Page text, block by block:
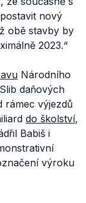
nový
obě stavby by
2023.“
Národního
daňových
rámec výjezdů
do školství,
Babiš i
výroku